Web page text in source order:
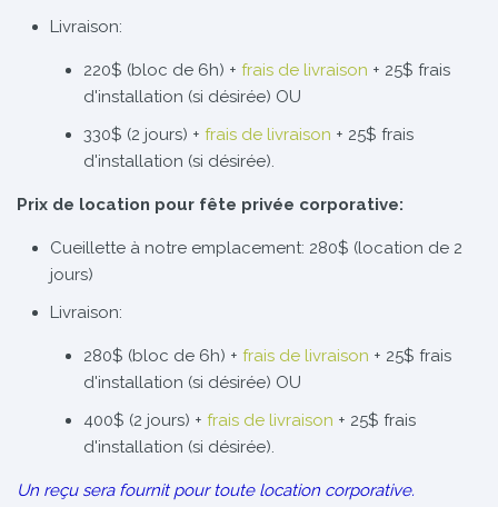
Livraison:
220$ (bloc de 6h) + frais de livraison + 25$ frais
d'installation (si désirée) OU
330$ (2 jours) + frais de livraison + 25$ frais
d'installation (si désirée).
Prix de location pour fête privée corporative:
Cueillette à notre emplacement: 280$ (location de 2
jours)
Livraison:
280$ (bloc de 6h) + frais de livraison + 25$ frais
d'installation (si désirée) OU
400$ (2 jours) + frais de livraison + 25$ frais
d'installation (si désirée).
Un reçu sera fournit pour toute location corporative.